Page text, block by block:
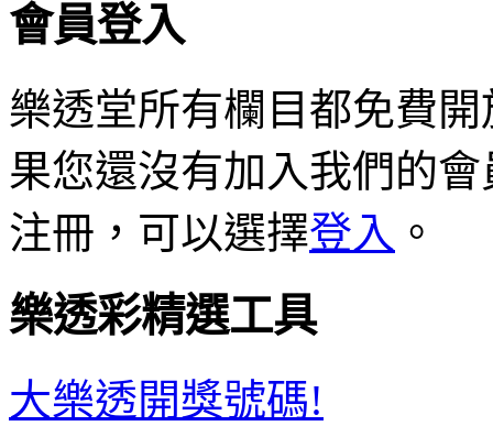
會員登入
樂透堂所有欄目都免費
果您還沒有加入我們的
注冊，可以選擇登入 。
樂透彩精選工具
大樂透開獎號碼!